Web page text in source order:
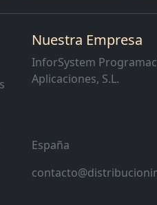
Nuestra Empresa
InforSystem
Aplicaciones, S.L.
España